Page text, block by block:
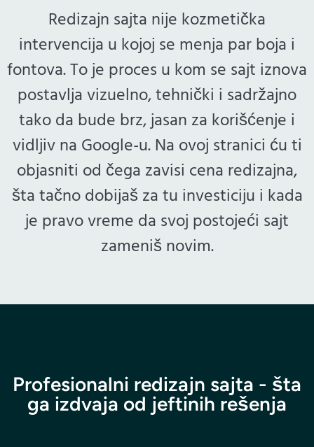
Redizajn sajta nije kozmetička
intervencija u kojoj se menja par boja i
fontova. To je proces u kom se sajt iznova
postavlja vizuelno, tehnički i sadržajno
tako da bude brz, jasan za korišćenje i
vidljiv na Google-u. Na ovoj stranici ću ti
objasniti od čega zavisi cena redizajna,
šta tačno dobijaš za tu investiciju i kada
je pravo vreme da svoj postojeći sajt
zameniš novim.
Profesionalni redizajn sajta - šta
ga izdvaja od jeftinih rešenja